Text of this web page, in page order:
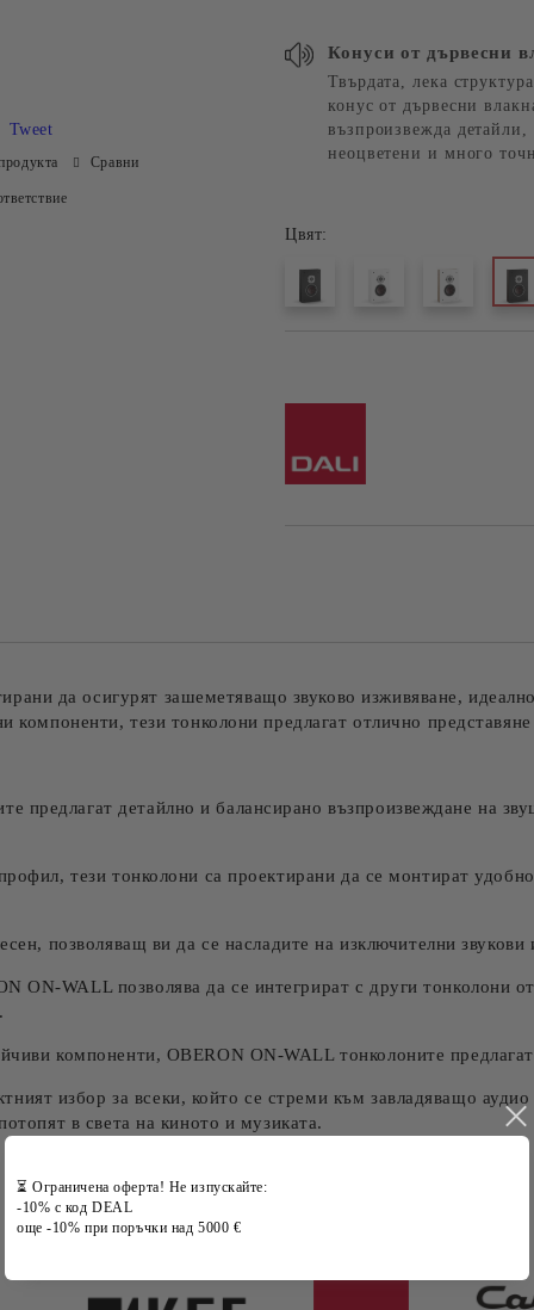
Конуси от дървесни
Твърдата, лека
конус от дървесни
възпроизвежда детайли,
неоцветени и много
Цвят:
Tweet
Сравни
да осигурят зашеметяващо звуково изживяване,
компоненти, тези тонколони предлагат отлично
детайлно и балансирано възпроизвеждане на
тези тонколони са проектирани да се монтират
позволяващ ви да се насладите на изключителни звукови
WALL позволява да се интегрират с други тонколони
компоненти, OBERON ON-WALL тонколоните
избор за всеки, който се стреми към завладяващо
в света на киното и музиката.
Марки
⏳ Ограничена оферта! Не изпускайте:
-10% с код DEAL
още -10% при поръчки над 5000 €